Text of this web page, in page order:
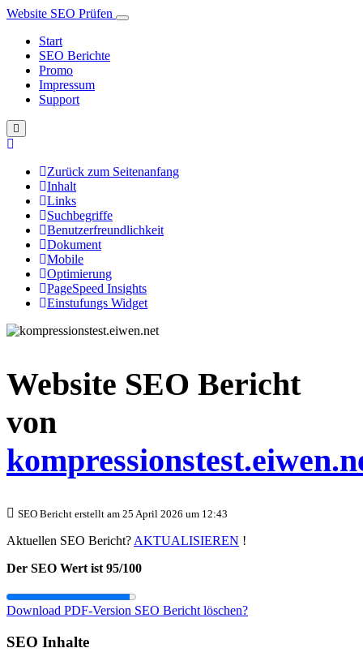
Website SEO Prüfen
Start
SEO Berichte
Promo
Impressum
Support
Zurück zum Seitenanfang
Inhalt
Links
Suchbegriffe
Benutzerfreundlichkeit
Dokument
Mobile
Optimierung
PageSpeed Insights
Einstufungs Widget
Website SEO Bericht
von
SEO Bericht erstellt am 25 April 2026 um 12:43
Aktuellen SEO Bericht? AKTUALISIEREN !
Der SEO Wert ist 95/100
Download PDF-Version SEO Bericht löschen?
SEO Inhalte